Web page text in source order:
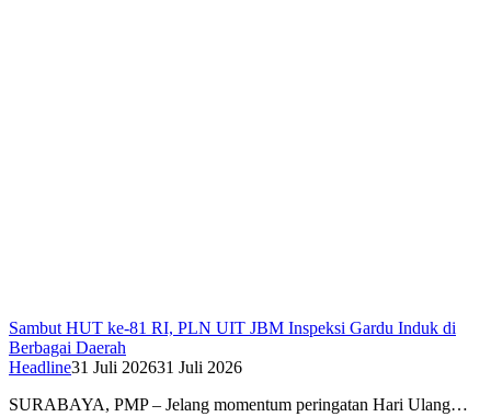
Sambut HUT ke-81 RI, PLN UIT JBM Inspeksi Gardu Induk di
Berbagai Daerah
Headline31 Juli 202631 Juli 2026
SURABAYA, PMP – Jelang momentum peringatan Hari Ulang…